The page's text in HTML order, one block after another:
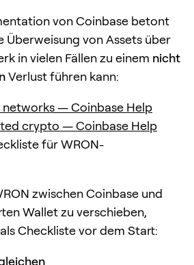
von Coinbase betont
Überweisung von Assets über
in vielen Fällen zu einem nicht
Verlust führen kann:
networks — Coinbase Help
crypto — Coinbase Help
für WRON-
zwischen Coinbase und
Wallet zu verschieben,
Checkliste vor dem Start: